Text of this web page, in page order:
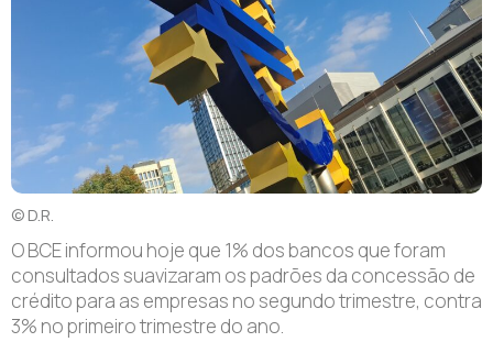
© D.R.
OBCE informou hoje que 1% dos bancos que foram
consultados suavizaram os padrões da concessão de
crédito para as empresas no segundo trimestre, contra
3% no primeiro trimestre do ano.